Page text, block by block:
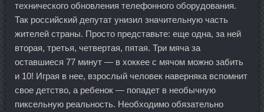
технического обновления телефонного оборудования.
Так российский депутат унизил значительную часть
жителей страны. Просто представьте: еще одна, за ней
вторая, третья, четвертая, пятая. Три мяча за
оставшиеся 77 минут — в хоккее с мячом можно забить
и 10! Играя в нее, взрослый человек наверняка вспомнит
свое детство, а ребенок — попадет в необычную
пиксельную реальность. Необходимо обязательно